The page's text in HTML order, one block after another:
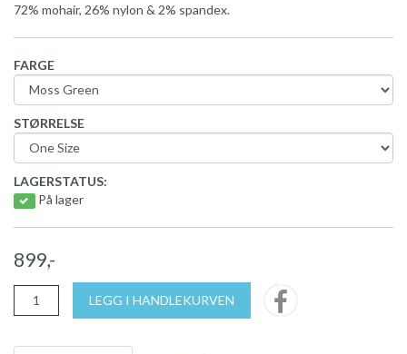
72% mohair, 26% nylon & 2% spandex.
FARGE
STØRRELSE
LAGERSTATUS:
På lager
899,-
LEGG I HANDLEKURVEN